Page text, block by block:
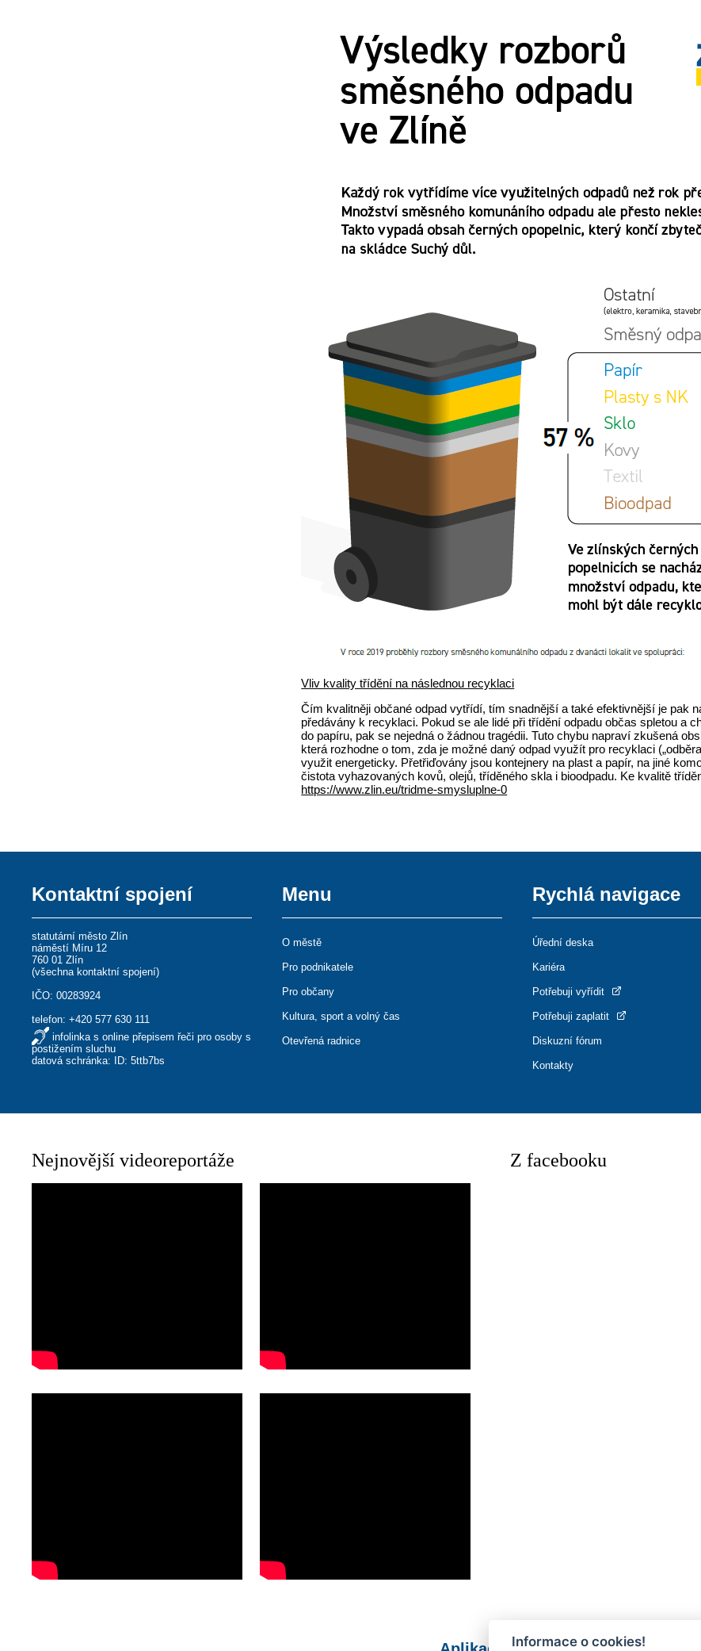
Vliv kvality třídění na následnou recyklaci
Čím kvalitněji občané odpad vytřídí, tím snadnější a také efektivnější je pak
předávány k recyklaci. Pokud se ale lidé při třídění odpadu občas spletou a
do papíru, pak se nejedná o žádnou tragédii. Tuto chybu napraví zkušená
která rozhodne o tom, zda je možné daný odpad využít pro recyklaci
využit energeticky. Přetřiďovány jsou kontejnery na plast a papír, na jiné
čistota vyhazovaných kovů, olejů, tříděného skla i bioodpadu. Ke kvalitě
https://www.zlin.eu/tridme-smysluplne-0
Kontaktní spojení
statutární město Zlín
náměstí Míru 12
760 01 Zlín
(všechna kontaktní spojení)
IČO: 00283924
telefon:+420 577 630 111
infolinka s online přepisem řeči pro osoby s
postižením sluchu
datová schránka: ID: 5ttb7bs
Menu
O městě
Pro podnikatele
Pro občany
Kultura, sport a volný čas
Otevřená radnice
Rychlá navigace
Úřední deska
Kariéra
Potřebuji vyřídit
Potřebuji zaplatit
Diskuzní fórum
Kontakty
Nejnovější videoreportáže Z facebooku
Informace o cookies!